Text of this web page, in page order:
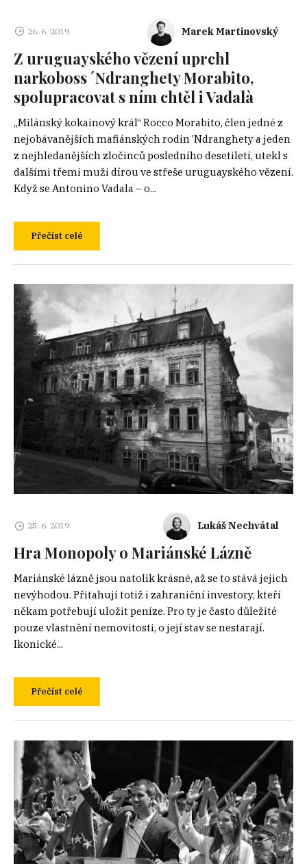
26. 6. 2019 Marek Martinovský
Z uruguayského vězení uprchl
narkoboss ´Ndranghety Morabito,
spolupracovat s ním chtěl i Vadalà
„Milánský kokainový král“ Rocco Morabito, člen jedné z
nejobávanějších mafiánských rodin ’Ndranghety a jeden
z nejhledanějších zločinců posledního desetiletí, utekl s
dalšími třemi muži dírou ve střeše uruguayského vězení.
Když se Antonino Vadala – o...
Přečíst celé
25. 6. 2019 Lukáš Nechvátal
Hra Monopoly o Mariánské Lázně
Mariánské lázně jsou natolik krásné, až se to stává jejich
nevýhodou. Přitahují totiž i zahraniční investory, kteří
někam potřebují uložit peníze. Pro ty je často důležité
pouze vlastnění nemovitosti, o její stav se nestarají.
Ikonické...
Přečíst celé